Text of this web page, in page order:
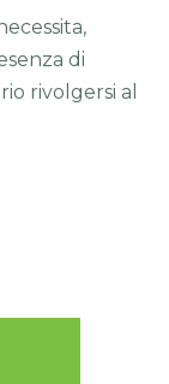
di
rivolgersi al